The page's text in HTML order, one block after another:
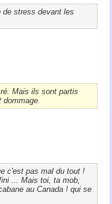
de stress devant les
Mais ils sont partis
c'est pas mal du tout !
... Mais toi, ta mob,
au Canada ! qui se